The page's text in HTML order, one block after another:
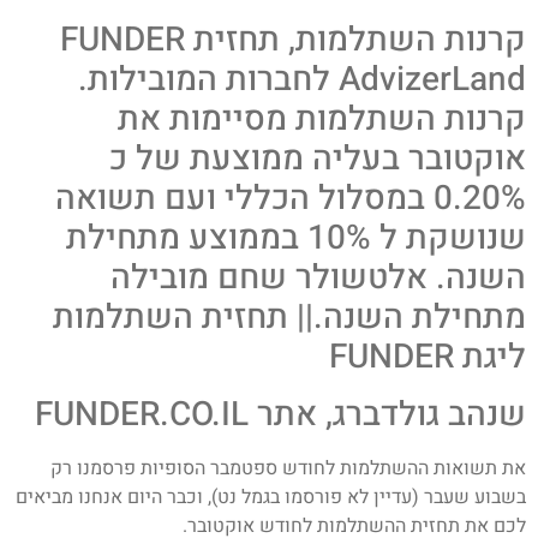
קרנות השתלמות, תחזית FUNDER
AdvizerLand לחברות המובילות.
קרנות השתלמות מסיימות את
אוקטובר בעליה ממוצעת של כ
0.20% במסלול הכללי ועם תשואה
שנושקת ל 10% בממוצע מתחילת
השנה. אלטשולר שחם מובילה
מתחילת השנה.|| תחזית השתלמות
ליגת FUNDER
שנהב גולדברג, אתר FUNDER.CO.IL
את תשואות ההשתלמות לחודש ספטמבר הסופיות פרסמנו רק
בשבוע שעבר (עדיין לא פורסמו בגמל נט), וכבר היום אנחנו מביאים
לכם את תחזית ההשתלמות לחודש אוקטובר.